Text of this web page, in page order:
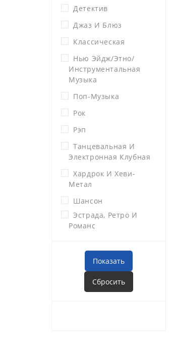
Детектив
Джаз И Блюз
Классическая
Нью Эйдж/этно/
Инструментальная
Музыка
Поп-Музыка
Рок
Рэп
Танцевальная И
Электронная Клубная
Хардрок И Хеви-
Метал
Шансон
Эстрада, Ретро И
Романс